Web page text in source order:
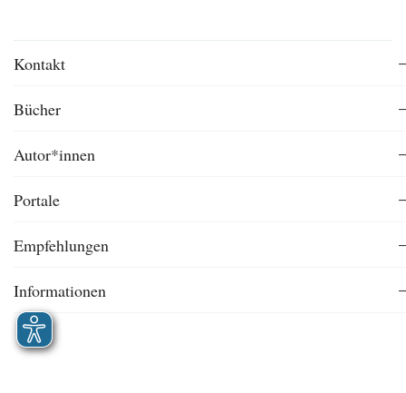
Kontakt
Bücher
Autor*innen
Portale
Empfehlungen
Informationen